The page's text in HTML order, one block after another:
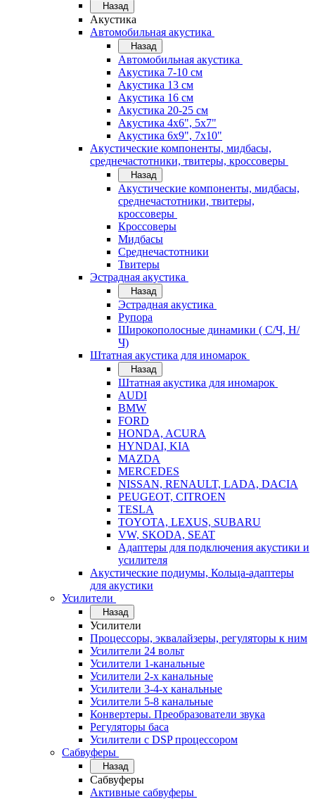
Назад
Акустика
Автомобильная акустика
Назад
Автомобильная акустика
Акустика 7-10 см
Акустика 13 см
Акустика 16 см
Акустика 20-25 см
Акустика 4х6", 5х7"
Акустика 6х9", 7х10"
Акустические компоненты, мидбасы,
среднечастотники, твитеры, кроссоверы
Назад
Акустические компоненты, мидбасы,
среднечастотники, твитеры,
кроссоверы
Кроссоверы
Мидбасы
Среднечастотники
Твитеры
Эстрадная акустика
Назад
Эстрадная акустика
Рупора
Широкополосные динамики ( С/Ч, Н/
Ч)
Штатная акустика для иномарок
Назад
Штатная акустика для иномарок
AUDI
BMW
FORD
HONDA, ACURA
HYNDAI, KIA
MAZDA
MERCEDES
NISSAN, RENAULT, LADA, DACIA
PEUGEOT, CITROEN
TESLA
TOYOTA, LEXUS, SUBARU
VW, SKODA, SEAT
Адаптеры для подключения акустики и
усилителя
Акустические подиумы, Кольца-адаптеры
для акустики
Усилители
Назад
Усилители
Процессоры, эквалайзеры, регуляторы к ним
Усилители 24 вольт
Усилители 1-канальные
Усилители 2-х канальные
Усилители 3-4-х канальные
Усилители 5-8 канальные
Конвертеры. Преобразователи звука
Регуляторы баса
Усилители с DSP процессором
Сабвуферы
Назад
Сабвуферы
Активные сабвуферы